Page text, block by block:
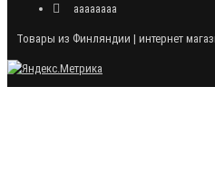
аааааааа
Товары из Финляндии | интернет